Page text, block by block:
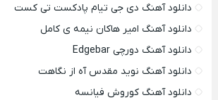
دانلود آهنگ دی جی تیام پادکست تی کست
دانلود آهنگ امیر هاکان نیمه ی کامل
دانلود آهنگ دورچی Edgebar
دانلود آهنگ نوید مقدس آه از نگاهت
دانلود آهنگ کوروش فیانسه